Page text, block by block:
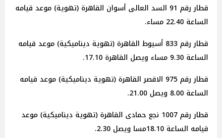
قطار رقم 91 السد العالى أسوان القاهرة (تهوية) موعد قيامه
الساعة 22.40 مساء.
قطار رقم 833 أسيوط القاهرة (تهوية ديناميكية) موعد قيامه
الساعة 9.30 مساء ويصل القاهرة 17.10.
قطار رقم 975 الاقصر القاهرة (تهوية ديناميكية) موعد قيامه
الساعة 8.00 ويصل 21.00.
قطار رقم 1007 نجع حمادى القاهرة (تهوية ديناميكية) موعد
قيامه الساعة 18.10مسا ويصل 2.30.